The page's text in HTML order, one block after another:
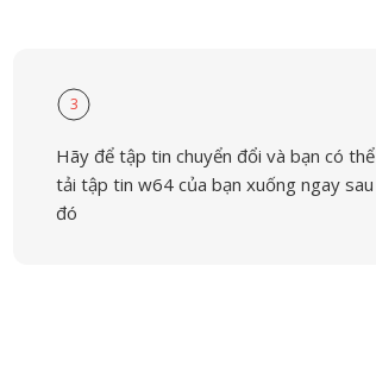
3
Hãy để tập tin chuyển đổi và bạn có thể
tải tập tin w64 của bạn xuống ngay sau
đó